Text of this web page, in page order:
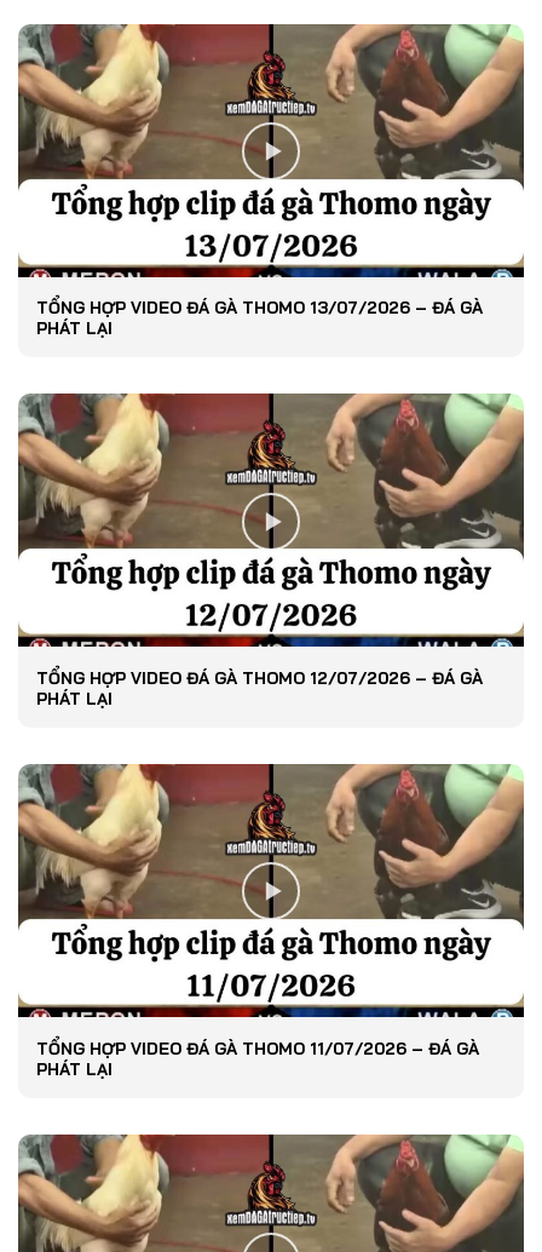
TỔNG HỢP VIDEO ĐÁ GÀ THOMO 13/07/2026 – ĐÁ GÀ
PHÁT LẠI
TỔNG HỢP VIDEO ĐÁ GÀ THOMO 12/07/2026 – ĐÁ GÀ
PHÁT LẠI
TỔNG HỢP VIDEO ĐÁ GÀ THOMO 11/07/2026 – ĐÁ GÀ
PHÁT LẠI